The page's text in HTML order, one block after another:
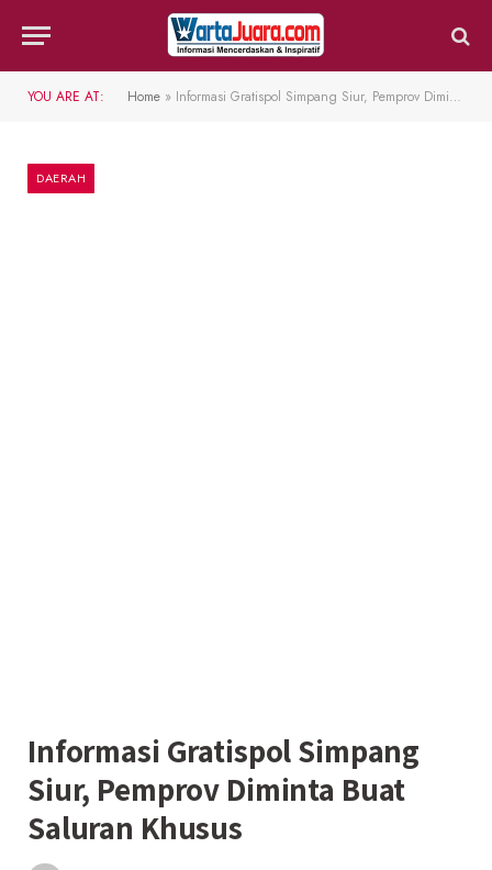
YOU ARE AT: Home » Informasi Gratispol Simpang Siur, Pemprov Diminta Buat Saluran Khusus
DAERAH
Informasi Gratispol Simpang
Siur, Pemprov Diminta Buat
Saluran Khusus